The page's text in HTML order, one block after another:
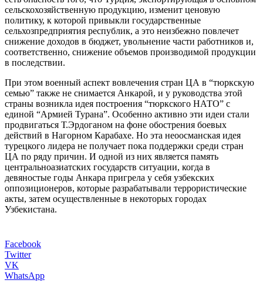
сельскохозяйственную продукцию, изменит ценовую
политику, к которой привыкли государственные
сельхозпредприятия республик, а это неизбежно повлечет
снижение доходов в бюджет, увольнение части работников и,
соответственно, снижение объемов производимой продукции
в последствии.
При этом военный аспект вовлечения стран ЦА в “тюркскую
семью” также не снимается Анкарой, и у руководства этой
страны возникла идея построения “тюркского НАТО” с
единой “Армией Турана”. Особенно активно эти идеи стали
продвигаться Т.Эрдоганом на фоне обострения боевых
действий в Нагорном Карабахе. Но эта неоосманская идея
турецкого лидера не получает пока поддержки среди стран
ЦА по ряду причин. И одной из них является память
центральноазиатских государств ситуации, когда в
девяностые годы Анкара пригрела у себя узбекских
оппозиционеров, которые разрабатывали террористические
акты, затем осуществленные в некоторых городах
Узбекистана.
Facebook
Twitter
VK
WhatsApp